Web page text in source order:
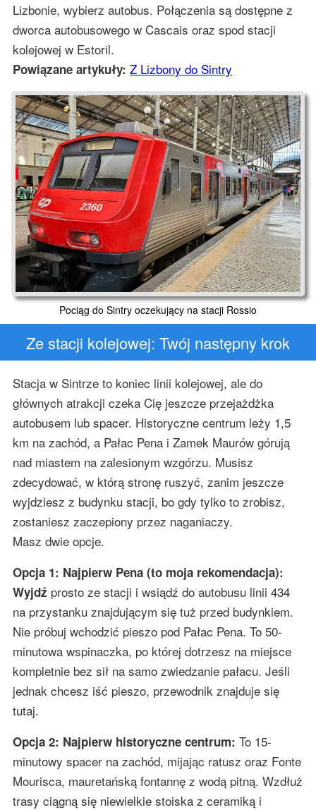
Lizbonie, wybierz autobus. Połączenia są dostępne z
dworca autobusowego w Cascais oraz spod stacji
kolejowej w Estoril.
Powiązane artykuły: Z Lizbony do Sintry
Pociąg do Sintry oczekujący na stacji Rossio
Ze stacji kolejowej: Twój następny krok
Stacja w Sintrze to koniec linii kolejowej, ale do
głównych atrakcji czeka Cię jeszcze przejażdżka
autobusem lub spacer. Historyczne centrum leży 1,5
km na zachód, a Pałac Pena i Zamek Maurów górują
nad miastem na zalesionym wzgórzu. Musisz
zdecydować, w którą stronę ruszyć, zanim jeszcze
wyjdziesz z budynku stacji, bo gdy tylko to zrobisz,
zostaniesz zaczepiony przez naganiaczy.
Masz dwie opcje.
Opcja 1: Najpierw Pena (to moja rekomendacja):
Wyjdź prosto ze stacji i wsiądź do autobusu linii 434
na przystanku znajdującym się tuż przed budynkiem.
Nie próbuj wchodzić pieszo pod Pałac Pena. To 50-
minutowa wspinaczka, po której dotrzesz na miejsce
kompletnie bez sił na samo zwiedzanie pałacu. Jeśli
jednak chcesz iść pieszo, przewodnik znajduje się
tutaj.
Opcja 2: Najpierw historyczne centrum: To 15-
minutowy spacer na zachód, mijając ratusz oraz Fonte
Mourisca, mauretańską fontannę z wodą pitną. Wzdłuż
trasy ciągną się niewielkie stoiska z ceramiką i